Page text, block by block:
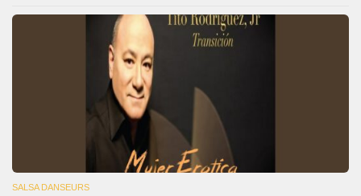
SALSA DANSEURS